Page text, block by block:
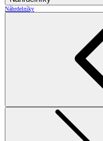
Náhrdelníky